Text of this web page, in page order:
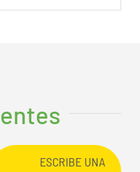
ESCRIBE UNA